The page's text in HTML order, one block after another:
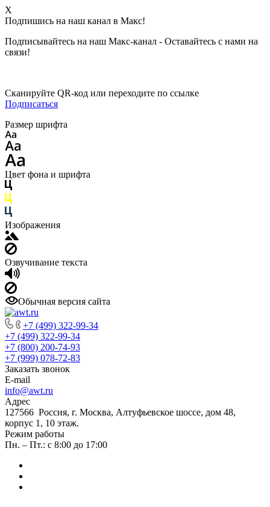
X
Подпишись на наш канал в Макс!
Подписывайтесь на наш Макс-канал - Оставайтесь с нами на
связи!
Сканируйте QR-код или переходите по ссылке
Подписаться
Размер шрифта
Цвет фона и шрифта
Изображения
Озвучивание текста
Обычная версия сайта
+7 (499) 322-99-34
+7 (499) 322-99-34
+7 (800) 200-74-93
+7 (999) 078-72-83
Заказать звонок
E-mail
info@awt.ru
Адрес
127566 Россия, г. Москва, Алтуфьевское шоссе, дом 48,
корпус 1, 10 этаж.
Режим работы
Пн. – Пт.: с 8:00 до 17:00